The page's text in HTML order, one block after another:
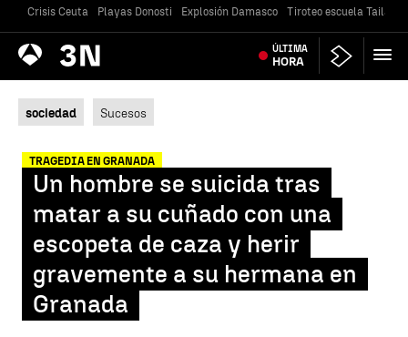
Crisis Ceuta Playas Donosti Explosión Damasco Tiroteo escuela
Antena
3 Noticias ÚLTIMA
HORA
sociedad Sucesos
TRAGEDIA EN GRANADA
Un hombre se suicida tras
matar a su cuñado con una
escopeta de caza y herir
gravemente a su hermana en
Granada